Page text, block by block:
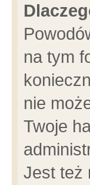
na tym
nie
Twoje
Jest też